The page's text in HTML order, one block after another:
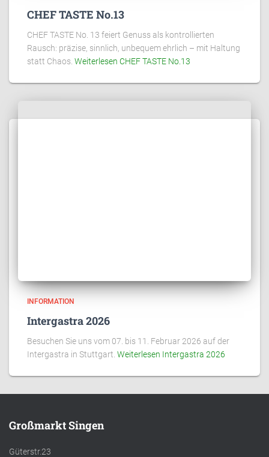
CHEF TASTE No.13
CHEF TASTE No. 13 feiert Genuss als kontrollierten
Rausch: präzise, sinnlich, unbequem ehrlich – mit Haltung
statt Chaos. Weiterlesen CHEF TASTE No.13
INFORMATION
Intergastra 2026
Besuchen Sie uns vom 07. bis 11. Februar 2026 auf der
Intergastra in Stuttgart. Weiterlesen Intergastra 2026
Großmarkt Singen
Güterstr.23